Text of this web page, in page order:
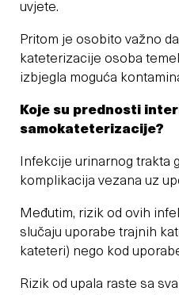
uvjete.
Pritom je osobito važno
kateterizacije osoba
izbjegla moguća
Koje su prednosti
samokateterizacije?
Infekcije urinarnog trakta
komplikacija vezana uz
Međutim, rizik od ovih
slučaju uporabe trajnih
kateteri) nego kod
Rizik od upala raste sa